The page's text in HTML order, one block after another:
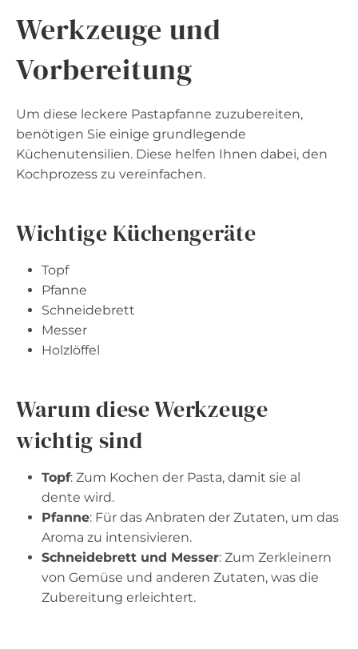
Werkzeuge und
Vorbereitung
Um diese leckere Pastapfanne zuzubereiten,
benötigen Sie einige grundlegende
Küchenutensilien. Diese helfen Ihnen dabei, den
Kochprozess zu vereinfachen.
Wichtige Küchengeräte
Topf
Pfanne
Schneidebrett
Messer
Holzlöffel
Warum diese Werkzeuge
wichtig sind
Topf: Zum Kochen der Pasta, damit sie al
dente wird.
Pfanne: Für das Anbraten der Zutaten, um das
Aroma zu intensivieren.
Schneidebrett und Messer: Zum Zerkleinern
von Gemüse und anderen Zutaten, was die
Zubereitung erleichtert.